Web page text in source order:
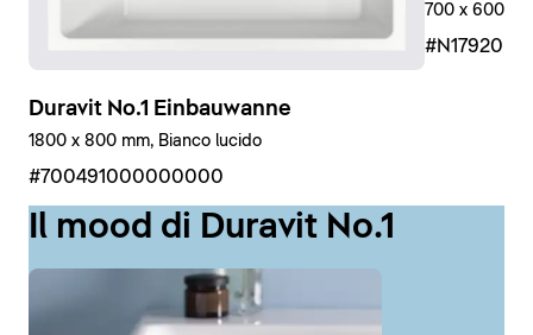
Duravit No.1 Einbauwanne
1800 x 800 mm, Bianco lucido
#700491000000000
700 x 600
Il mood di Duravit No.1